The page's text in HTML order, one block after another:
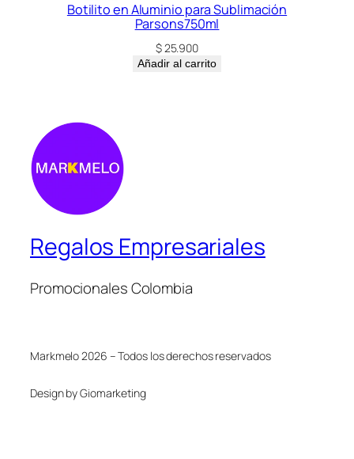
Botilito en Aluminio para Sublimación
Parsons750ml
$25.900
Añadir al carrito
Regalos Empresariales
Promocionales Colombia
Markmelo 2026 – Todos los derechos reservados
Design by Giomarketing